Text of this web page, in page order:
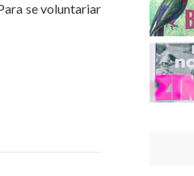
se voluntariar